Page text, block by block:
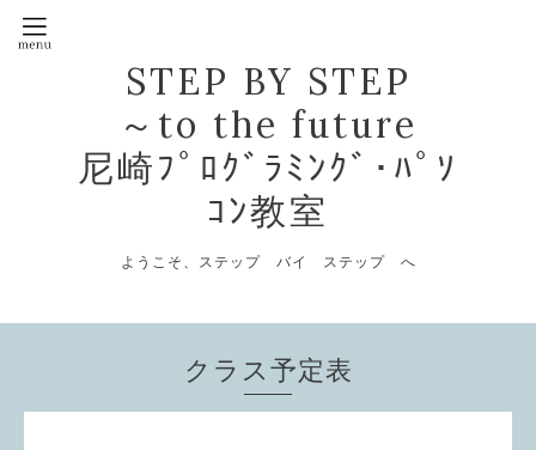
STEP BY STEP
～to the future
尼崎ﾌﾟﾛｸﾞﾗﾐﾝｸﾞ･ﾊﾟｿ
ｺﾝ教室
ようこそ、ステップ バイ ステップ へ
クラス予定表